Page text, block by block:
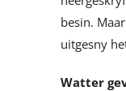
besin.
uitgesny
Watter